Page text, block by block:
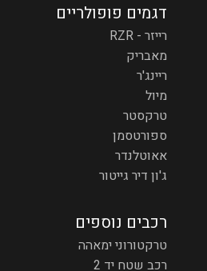
דגמים פופולריים
רייזר - RZR
מאבריק
ריינג'ר
מיול
טרקסטר
ספורטסמן
אאוטלנדר
ג'ון דיר גייטור
רכבים נוספים
טרקטורוני ימאהה
רכב שטח יד 2